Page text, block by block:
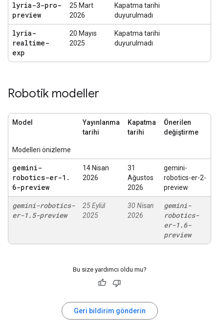
lyria-3-pro-
preview
25 Mart
2026
Kapatma tarihi
duyurulmadı
lyria-
realtime-
exp
20 Mayıs
2025
Kapatma tarihi
duyurulmadı
Robotik modeller
Model
Yayınlanma
tarihi
Kapatma
tarihi
Önerilen
değiştirme
Modelleri önizleme
gemini-
robotics-er-1 .
6-preview
14 Nisan
2026
31
Ağustos
2026
gemini-
robotics-er-2-
preview
gemini-robotics-
er-1.5-preview
25 Eylül
2025
30 Nisan
2026
gemini-
robotics-
er-1.6-
preview
Bu size yardımcı oldu mu?
Geri bildirim gönderin